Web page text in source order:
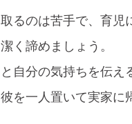
るのは苦手で、育
く諦めましょう。
自分の気持ちを伝
を一人置いて実家に